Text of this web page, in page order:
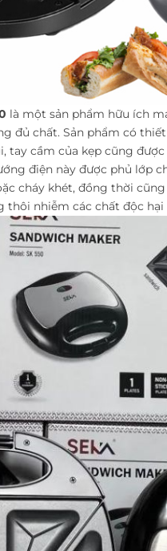
là một sản phẩm hữu ích
đủ chất. Sản phẩm có
tay cầm của kẹp cũng
điện này được phủ lớp
cháy khét, đồng thời
thôi nhiễm các chất độc hại